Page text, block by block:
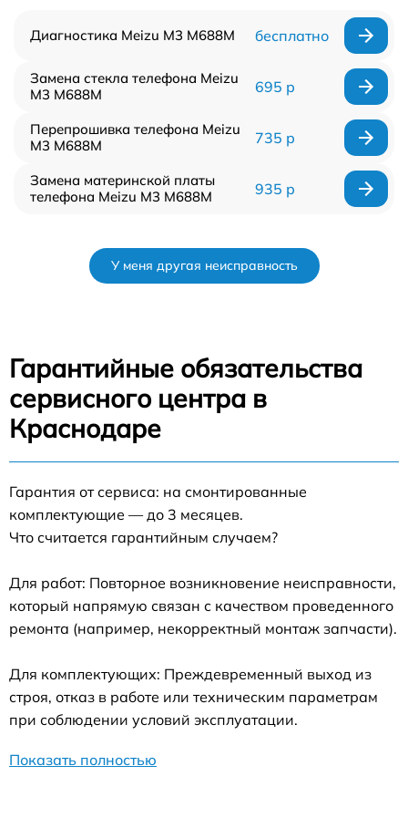
Диагностика Meizu M3 M688M бесплатно
Замена стекла телефона Meizu
M3 M688M
695 р
Перепрошивка телефона Meizu
M3 M688M
735 р
Замена материнской платы
телефона Meizu M3 M688M
935 р
У меня другая неисправность
Гарантийные обязательства
сервисного центра в
Краснодаре
Гарантия от сервиса: на смонтированные
комплектующие — до 3 месяцев.
Что считается гарантийным случаем?
Для работ: Повторное возникновение неисправности,
который напрямую связан с качеством проведенного
ремонта (например, некорректный монтаж запчасти).
Для комплектующих: Преждевременный выход из
строя, отказ в работе или техническим параметрам
при соблюдении условий эксплуатации.
Показать полностью